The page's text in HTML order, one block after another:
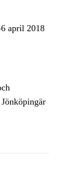
april 2018